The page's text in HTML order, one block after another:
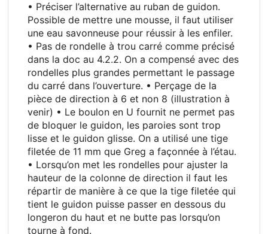
• Préciser l’alternative au ruban de guidon.
Possible de mettre une mousse, il faut utiliser
une eau savonneuse pour réussir à les enfiler.
• Pas de rondelle à trou carré comme précisé
dans la doc au 4.2.2. On a compensé avec des
rondelles plus grandes permettant le passage
du carré dans l’ouverture. • Perçage de la
pièce de direction à 6 et non 8 (illustration à
venir) • Le boulon en U fournit ne permet pas
de bloquer le guidon, les paroies sont trop
lisse et le guidon glisse. On a utilisé une tige
filetée de 11 mm que Greg a façonnée à l’étau.
• Lorsqu’on met les rondelles pour ajuster la
hauteur de la colonne de direction il faut les
répartir de manière à ce que la tige filetée qui
tient le guidon puisse passer en dessous du
longeron du haut et ne butte pas lorsqu’on
tourne à fond.